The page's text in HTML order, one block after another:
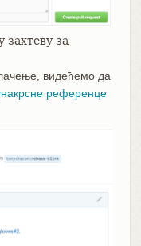
захтеву за
видећемо да
референце